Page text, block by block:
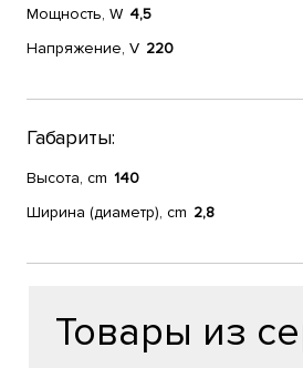
Мощность, W 4,5
Напряжение, V 220
Габариты:
Высота, cm 140
Ширина (диаметр), cm 2,8
Товары из